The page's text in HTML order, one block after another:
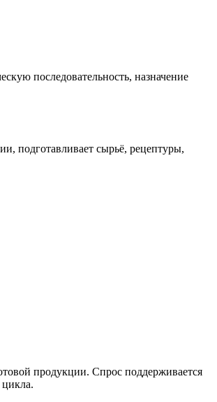
последовательность, назначение
подготавливает сырьё, рецептуры,
продукции. Спрос поддерживается